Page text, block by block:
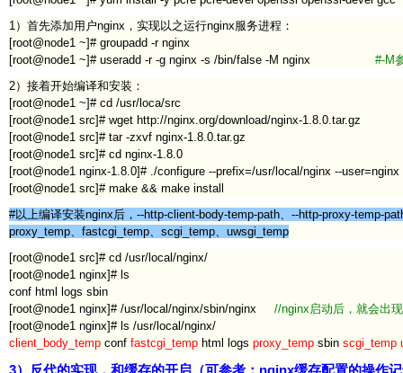
1）首先添加用户nginx，实现以之运行nginx服务进程：
[root@node1 ~]# groupadd -r nginx
[root@node1 ~]# useradd -r -g nginx -s /bin/false -M nginx
#-M
2）接着开始编译和安装：
[root@node1 ~]# cd /usr/loca/src
[root@node1 src]# wget http://nginx.org/download/nginx-1.8.0.tar.gz
[root@node1 src]# tar -zxvf nginx-1.8.0.tar.gz
[root@node1 src]# cd nginx-1.8.0
[root@node1 nginx-1.8.0]# ./configure --prefix=/usr/local/nginx --
[root@node1 src]# make && make install
#以上编译安装nginx后，--http-client-body-temp-path、--http-proxy-temp-
proxy_temp、fastcgi_temp、scgi_temp、uwsgi_temp
[root@node1 src]# cd /usr/local/nginx/
[root@node1 nginx]# ls
conf html logs sbin
[root@node1 nginx]# /usr/local/nginx/sbin/nginx //nginx启动后，就会出
[root@node1 nginx]# ls /usr/local/nginx/
client_body_temp conf fastcgi_temp html logs proxy_temp sbin scgi_temp
3）反代的实现，和缓存的开启（可参考：nginx缓存配置的操作